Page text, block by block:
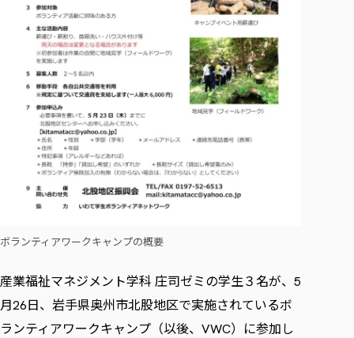
総合福祉学研究科 福祉心理学専攻 修士課程
教育学研究科 教育学専攻 修士課程
通信制大学院 総合福祉学研究科 社会福祉学専攻 修士課程
通信制大学院 総合福祉学研究科 福祉心理学専攻 修士課程
その他の就学機会
学びの特徴
学びの特徴
ICT教育
初年次教育（リエゾンゼミⅠ）
実学臨床教育（総合福祉学部のみ履修可能）
教育実践活動（教育学科学生のみ受講可能）
禅のこころ
教員紹介・業績
学びのサポート
学びのサポート
授業料減免・奨学金等
学生生活サポート
学生自主活動支援
在学生による訪問、情報提供へのご協力のお願い
卒業生アンケート
東北福祉大学のDNA
在学生インタビュー
スタッフ紹介
ニュース一覧
東北福祉大学教育・教職センター特別支援教育研究年報一覧
芹沢銈介美術工芸館年報
東北福祉大学機関リポジトリ
東北福祉大学オープンアクセス方針
「高齢者のフレイル予防及びデジタルデバイド解消に向けた産
高齢者施設特化型モジュラー車いす開発
学生参加 × 産学官連携 ～ 「行学一如」の実践
社会貢献・地域連携活動
社会貢献への取り組み
社会貢献・地域連携活動報告書
各種社会貢献活動の窓口
伝承講座「311『伝える／備える』次世代塾」
JICA草の根技術協力事業
被災地の子ども支援活動
生涯学習・社会人講座
自治体・団体等との主な協定
自治体・団体等との主な協定
研究所について
研究者のご紹介
特別支援教育研究室
TFU教育フォーラム
同窓会
学内ポータルシステム
Universal Passport
ボランティアワークキャンプの概要
産業福祉マネジメント学科 庄司ゼミの学生３名が、 5
月26日、岩手県奥州市北股地区で実施されているボ
ランティアワークキャンプ（以後、 VWC）に参加し